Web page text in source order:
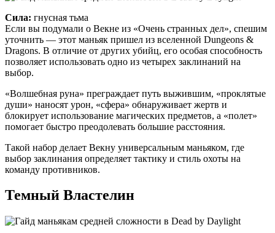
Сила: гнусная тьма
Если вы подумали о Векне из «Очень странных дел», спешим
уточнить — этот маньяк пришел из вселенной Dungeons &
Dragons. В отличие от других убийц, его особая способность
позволяет использовать одно из четырех заклинаний на
выбор.
«Волшебная руна» преграждает путь выжившим, «проклятые
души» наносят урон, «сфера» обнаруживает жертв и
блокирует использование магических предметов, а «полет»
помогает быстро преодолевать большие расстояния.
Такой набор делает Векну универсальным маньяком, где
выбор заклинания определяет тактику и стиль охоты на
команду противников.
Темный Властелин